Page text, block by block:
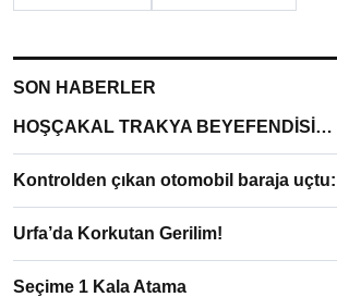
SON HABERLER
HOŞÇAKAL TRAKYA BEYEFENDİSİ…
Kontrolden çıkan otomobil baraja uçtu:
Urfa’da Korkutan Gerilim!
Seçime 1 Kala Atama